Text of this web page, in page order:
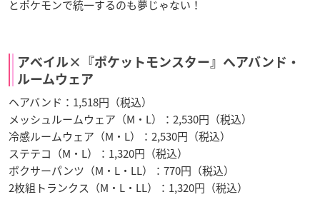
とポケモンで統一するのも夢じゃない！
アベイル×『ポケットモンスター』ヘアバンド・
ルームウェア
ヘアバンド：1,518円（税込）
メッシュルームウェア（M・L）：2,530円（税込）
冷感ルームウェア（M・L）：2,530円（税込）
ステテコ（M・L）：1,320円（税込）
ボクサーパンツ（M・L・LL）：770円（税込）
2枚組トランクス（M・L・LL）：1,320円（税込）